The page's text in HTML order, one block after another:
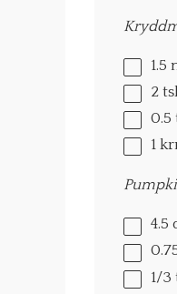
1.5
2
0.5
1
4.5
1/3